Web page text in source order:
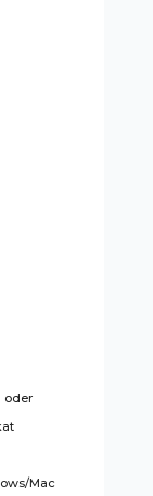
oder
Mac